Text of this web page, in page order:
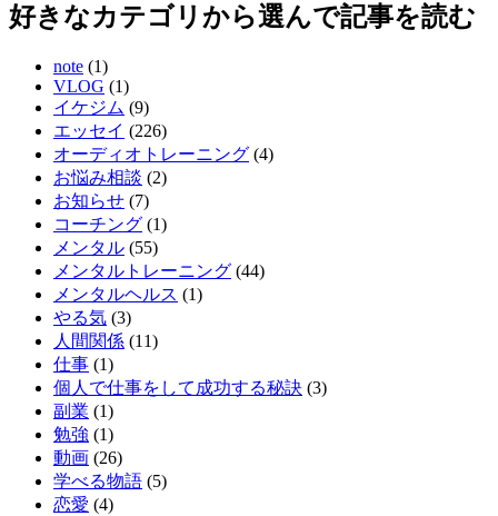
好きなカテゴリから選んで記事を読む
note (1)
VLOG (1)
イケジム (9)
エッセイ (226)
オーディオトレーニング (4)
お悩み相談 (2)
お知らせ (7)
コーチング (1)
メンタル (55)
メンタルトレーニング (44)
メンタルヘルス (1)
やる気 (3)
人間関係 (11)
仕事 (1)
個人で仕事をして成功する秘訣 (3)
副業 (1)
勉強 (1)
動画 (26)
学べる物語 (5)
恋愛 (4)